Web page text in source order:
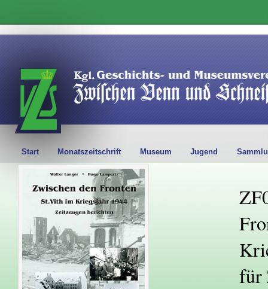
Start Monatszeitschrift Museum Jugend
für